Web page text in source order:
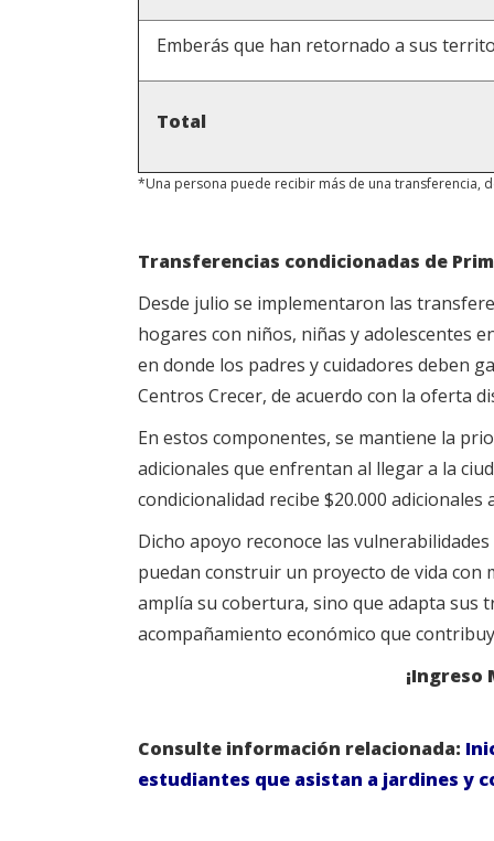
Emberás que han retornado a sus
Total
*Una persona puede recibir más de una transferencia,
Transferencias condicionadas de
Desde julio se implementaron las
hogares con niños, niñas y adolescentes
en donde los padres y cuidadores deben
Centros Crecer, de acuerdo con la oferta
En estos componentes, se mantiene la
adicionales que enfrentan al llegar a la
condicionalidad recibe $20.000
Dicho apoyo reconoce las
puedan construir un proyecto de vida
amplía su cobertura, sino que adapta sus
acompañamiento económico que
¡Ingreso
Consulte información relacionada:
estudiantes que asistan a jardines y